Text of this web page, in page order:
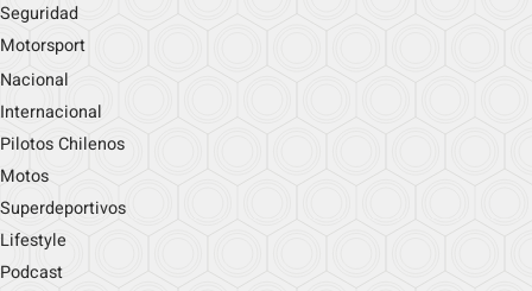
Seguridad
Motorsport
Nacional
Internacional
Pilotos Chilenos
Motos
Superdeportivos
Lifestyle
Podcast